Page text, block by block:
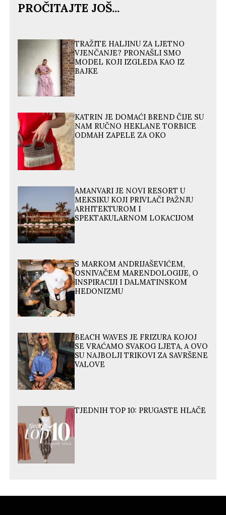
PROČITAJTE JOŠ...
TRAŽITE HALJINU ZA LJETNO
VJENČANJE? PRONAŠLI SMO
MODEL KOJI IZGLEDA KAO IZ
BAJKE
KATRIN JE DOMAĆI BREND ČIJE SU
NAM RUČNO HEKLANE TORBICE
ODMAH ZAPELE ZA OKO
AMANVARI JE NOVI RESORT U
MEKSIKU KOJI PRIVLAČI PAŽNJU
ARHITEKTUROM I
SPEKTAKULARNOM LOKACIJOM
S MARKOM ANDRIJAŠEVIĆEM,
OSNIVAČEM MARENDOLOGIJE, O
INSPIRACIJI I DALMATINSKOM
HEDONIZMU
BEACH WAVES JE FRIZURA KOJOJ
SE VRAĆAMO SVAKOG LJETA, A OVO
SU NAJBOLJI TRIKOVI ZA SAVRŠENE
VALOVE
TJEDNIH TOP 10: PRUGASTE HLAČE